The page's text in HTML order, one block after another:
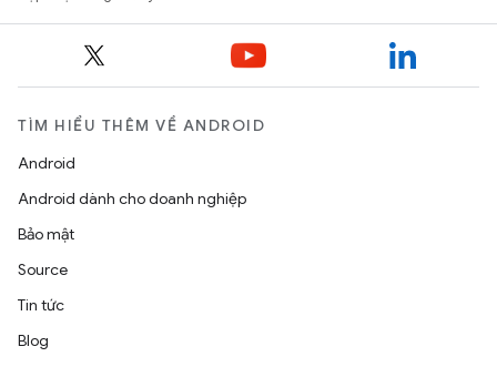
TÌM HIỂU THÊM VỀ ANDROID
Android
Android dành cho doanh nghiệp
Bảo mật
Source
Tin tức
Blog